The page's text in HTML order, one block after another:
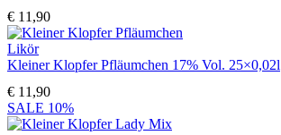
€ 11,90
Likör
Kleiner Klopfer Pfläumchen 17% Vol. 25×0,02l
€ 11,90
SALE 10%